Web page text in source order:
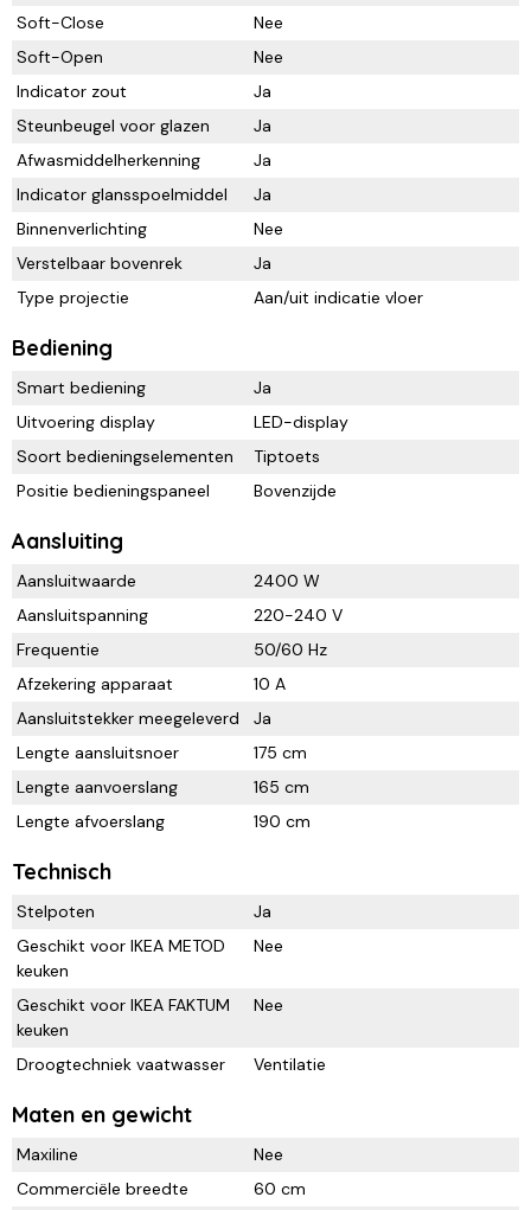
Soft-Close
Nee
Soft-Open
Nee
Indicator zout
Ja
Steunbeugel voor glazen
Ja
Afwasmiddelherkenning
Ja
Indicator glansspoelmiddel
Ja
Binnenverlichting
Nee
Verstelbaar bovenrek
Ja
Type projectie
Aan/uit indicatie vloer
Bediening
Smart bediening
Ja
Uitvoering display
LED-display
Soort bedieningselementen
Tiptoets
Positie bedieningspaneel
Bovenzijde
Aansluiting
Aansluitwaarde
2400 W
Aansluitspanning
220-240 V
Frequentie
50/60 Hz
Afzekering apparaat
10 A
Aansluitstekker meegeleverd
Ja
Lengte aansluitsnoer
175 cm
Lengte aanvoerslang
165 cm
Lengte afvoerslang
190 cm
Technisch
Stelpoten
Ja
Geschikt voor IKEA METOD
keuken
Nee
Geschikt voor IKEA FAKTUM
keuken
Nee
Droogtechniek vaatwasser Ventilatie
Maten en gewicht
Maxiline
Nee
Commerciële breedte
60 cm